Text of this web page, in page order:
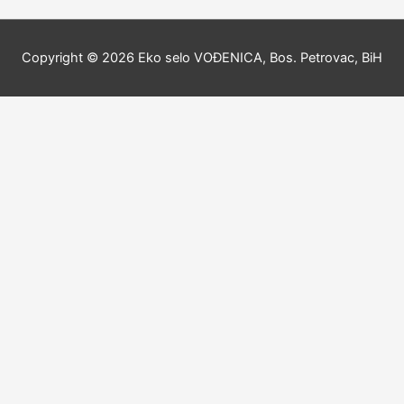
Copyright © 2026 Eko selo VOĐENICA, Bos. Petrovac, BiH